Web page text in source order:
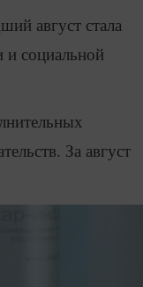
август стала
и социальной
За август